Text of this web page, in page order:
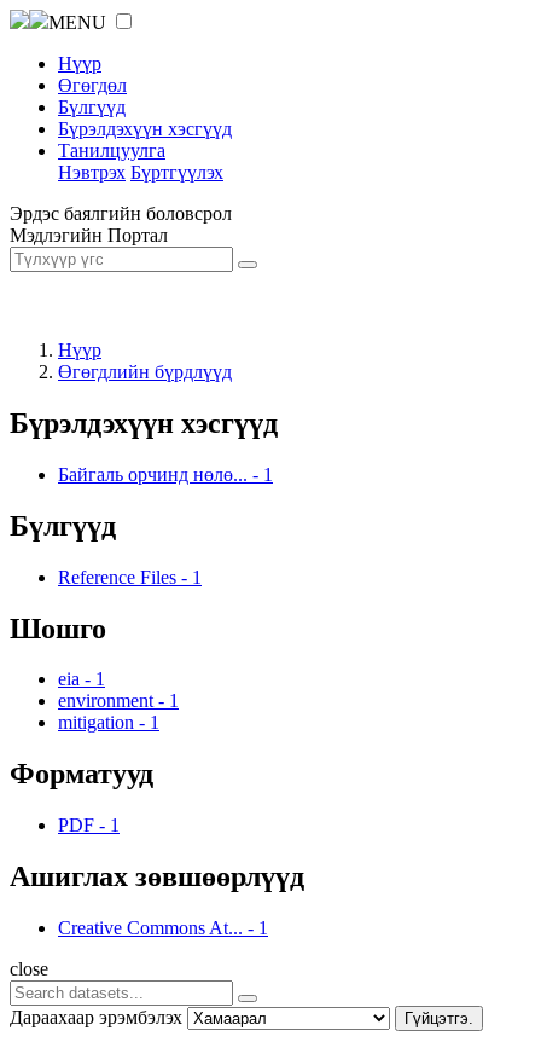
MENU
Нүүр
Өгөгдөл
Бүлгүүд
Бүрэлдэхүүн хэсгүүд
Танилцуулга
Нэвтрэх Бүртгүүлэх
Эрдэс баялгийн боловсрол
Мэдлэгийн Портал
Нүүр
Өгөгдлийн бүрдлүүд
Бүрэлдэхүүн хэсгүүд
Байгаль орчинд нөлө... - 1
Бүлгүүд
Reference Files - 1
Шошго
eia - 1
environment - 1
mitigation - 1
Форматууд
PDF - 1
Ашиглах зөвшөөрлүүд
Creative Commons At... - 1
close
Дараахаар эрэмбэлэх Гүйцэтгэ.